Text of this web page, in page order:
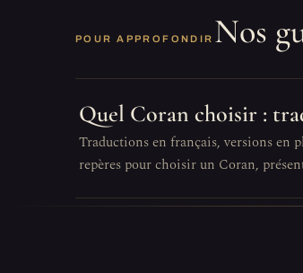
POUR APPROFONDIR Nos
Quel Coran choisir :
Traductions en français, versions en
repères pour choisir un Coran,